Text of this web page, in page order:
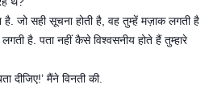
है. जो सही सूचना होती है, वह तुम्हें मज़ाक लगती है
है. पता नहीं कैसे विश्वसनीय होते हैं तुम्हारे
दीजिए!’ मैंने विनती की.